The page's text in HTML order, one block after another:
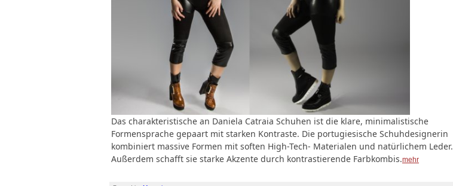
Das charakteristische an Daniela Catraia Schuhen ist die klare, minimalistische
Formensprache gepaart mit starken Kontraste. Die portugiesische Schuhdesignerin
kombiniert massive Formen mit soften High-Tech- Materialen und natürlichem Leder.
Außerdem schafft sie starke Akzente durch kontrastierende Farbkombis.mehr